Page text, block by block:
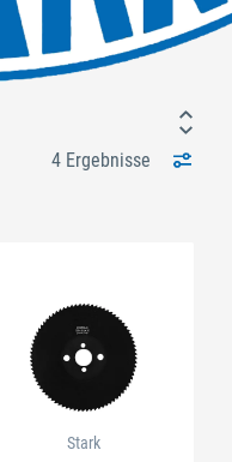
4 Ergebnisse
Stark